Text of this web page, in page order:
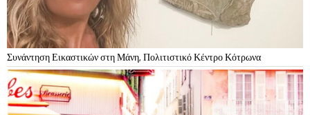
Συνάντηση Εικαστικών στη Μάνη, Πολιτιστικό Κέντρο Κότρωνα